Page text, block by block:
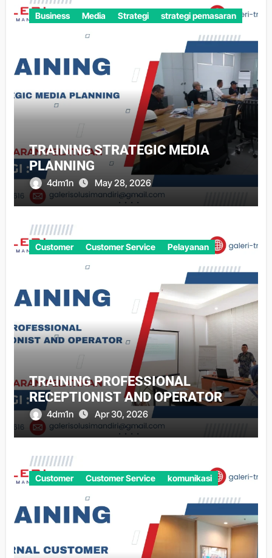
Business Media Strategi strategi pemasaran
TRAINING STRATEGIC MEDIA
PLANNING
4dm1n May 28, 2026
Customer Customer Service Pelayanan
TRAINING PROFESSIONAL
RECEPTIONIST AND OPERATOR
4dm1n Apr 30, 2026
Customer Customer Service komunikasi